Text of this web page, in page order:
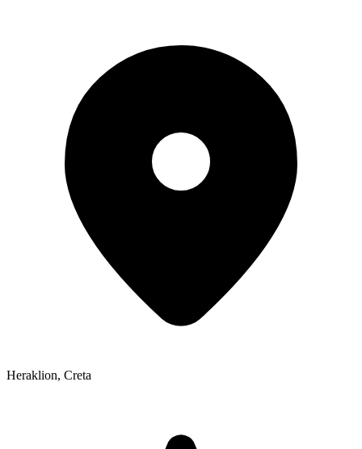
Heraklion, Creta